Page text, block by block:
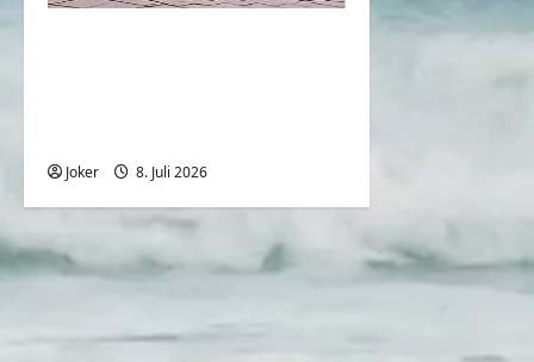
Joker 8. Juli 2026